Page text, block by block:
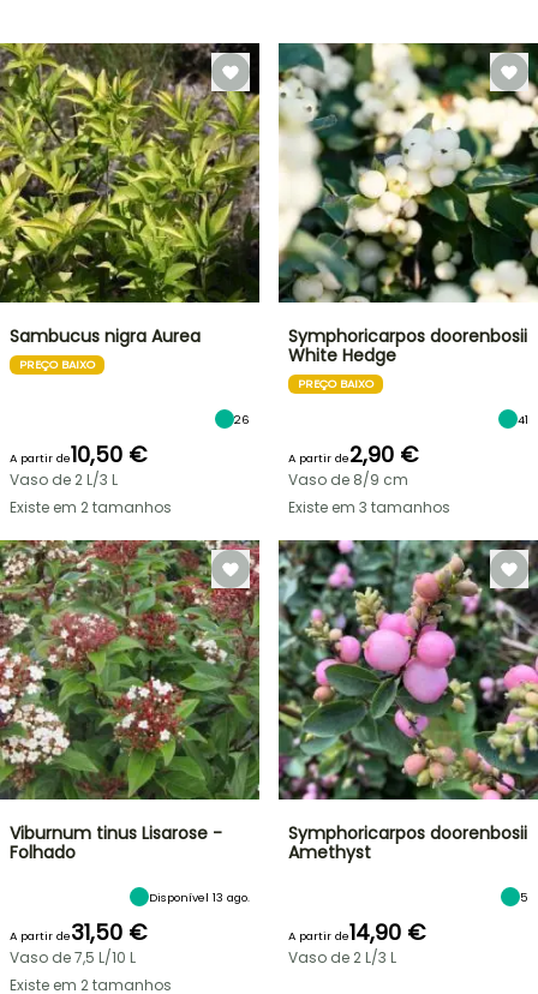
Sambucus nigra Aurea
PREÇO BAIXO
26
A partir de10,50 €
Vaso de 2 L/3 L
Existe em 2 tamanhos
Symphoricarpos doorenbosii
White Hedge
PREÇO BAIXO
41
A partir de2,90 €
Vaso de 8/9 cm
Existe em 3 tamanhos
Viburnum tinus Lisarose -
Folhado
Disponível 13 ago.
A partir de31,50 €
Vaso de 7,5 L/10 L
Existe em 2 tamanhos
Symphoricarpos doorenbosii
Amethyst
5
A partir de14,90 €
Vaso de 2 L/3 L